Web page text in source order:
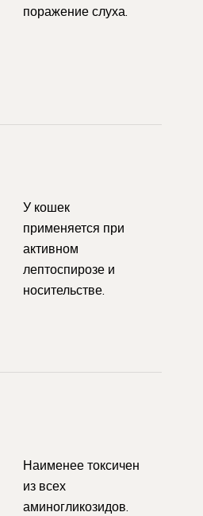
поражение слуха.
У кошек
применяется при
активном
лептоспирозе и
носительстве.
Наименее токсичен
из всех
аминогликозидов.